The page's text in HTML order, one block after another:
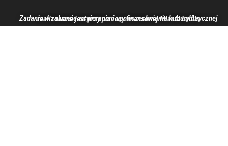
Zadanie w zakresie wspierania i upowszechniania kultury fizycznej realizowane jest przy pomocy finansowej Miasta Lublin